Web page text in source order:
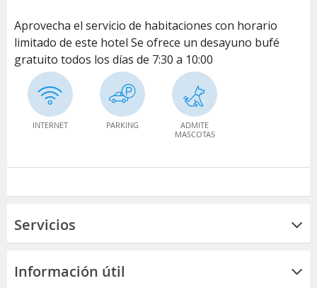
Aprovecha el servicio de habitaciones con horario
limitado de este hotel Se ofrece un desayuno bufé
gratuito todos los días de 7:30 a 10:00
INTERNET PARKING
ADMITE
MASCOTAS
Servicios
Información útil